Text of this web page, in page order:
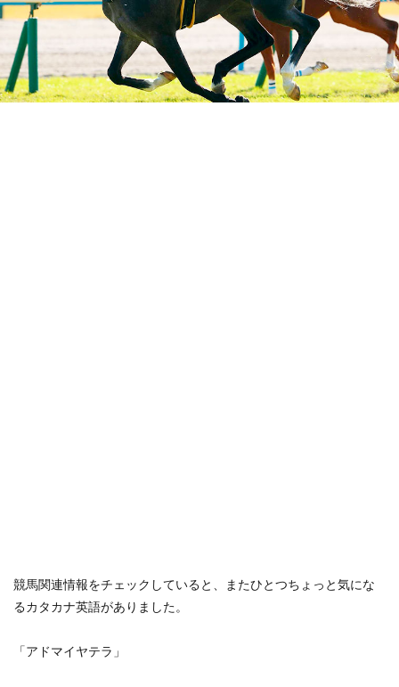
競馬関連情報をチェックしていると、またひとつちょっと気にな
るカタカナ英語がありました。
「アドマイヤテラ」